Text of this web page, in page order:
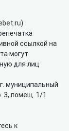
)
ссылкой на
могут
для лиц
муниципальный
3, помещ. 1/1
к